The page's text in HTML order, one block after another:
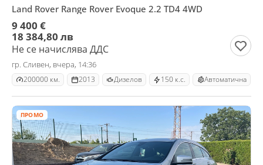
Land Rover Range Rover Evoque 2.2 TD4 4WD
9 400 €
18 384,80 лв
Не се начислява ДДС
гр. Сливен, вчера, 14:36
200000 км. 2013 Дизелов 150 к.с. Автоматична
ПРОМО